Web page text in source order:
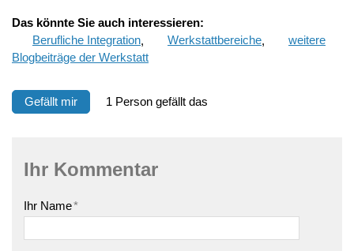
Das könnte Sie auch interessieren:
Berufliche Integration
Werkstattbereiche
weitere
Blogbeiträge der Werkstatt
Gefällt mir 1 Person gefällt das
Ihr Kommentar
Ihr Name*